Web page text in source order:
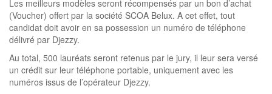
Les meilleurs modèles seront récompensés par un bon d’achat
(Voucher) offert par la société SCOA Belux. A cet effet, tout
candidat doit avoir en sa possession un numéro de téléphone
délivré par Djezzy.
Au total, 500 lauréats seront retenus par le jury, il leur sera versé
un crédit sur leur téléphone portable, uniquement avec les
numéros issus de l’opérateur Djezzy.